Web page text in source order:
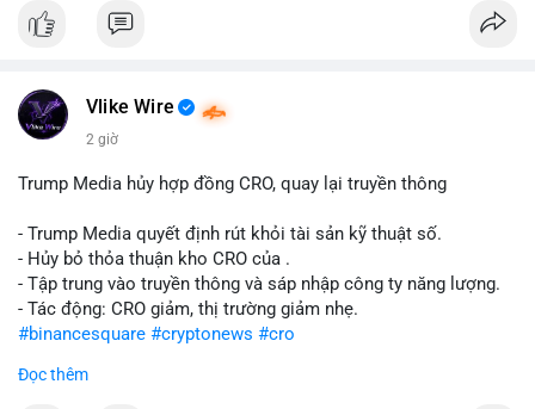
$btc $eth
📰 Nguồn: CoinDesk
Vlike Wire
2 giờ
Trump Media hủy hợp đồng CRO, quay lại truyền thông
- Trump Media quyết định rút khỏi tài sản kỹ thuật số.
- Hủy bỏ thỏa thuận kho CRO của .
- Tập trung vào truyền thông và sáp nhập công ty năng lượng.
- Tác động: CRO giảm, thị trường giảm nhẹ.
#binancesquare #cryptonews #cro
$cro
Đọc thêm